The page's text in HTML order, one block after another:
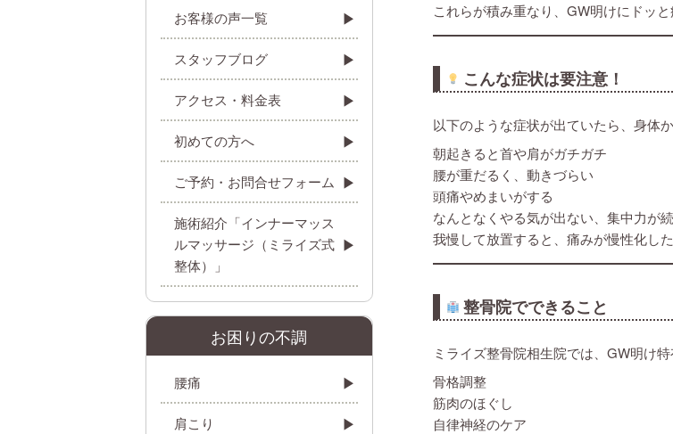
これらが積み重なり、GW明けにドッと
こんな症状は要注意！
以下のような症状が出ていたら、身体
朝起きると首や肩がガチガチ
腰が重だるく、動きづらい
頭痛やめまいがする
なんとなくやる気が出ない、集中力が
我慢して放置すると、痛みが慢性化し
整骨院でできること
ミライズ整骨院相生院では、GW明け
骨格調整
筋肉のほぐし
自律神経のケア
お客様の声一覧
スタッフブログ
アクセス・料金表
初めての方へ
ご予約・お問合せフォーム
施術紹介「インナーマッス
ルマッサージ（ミライズ式
整体）」
お困りの不調
腰痛
肩こり